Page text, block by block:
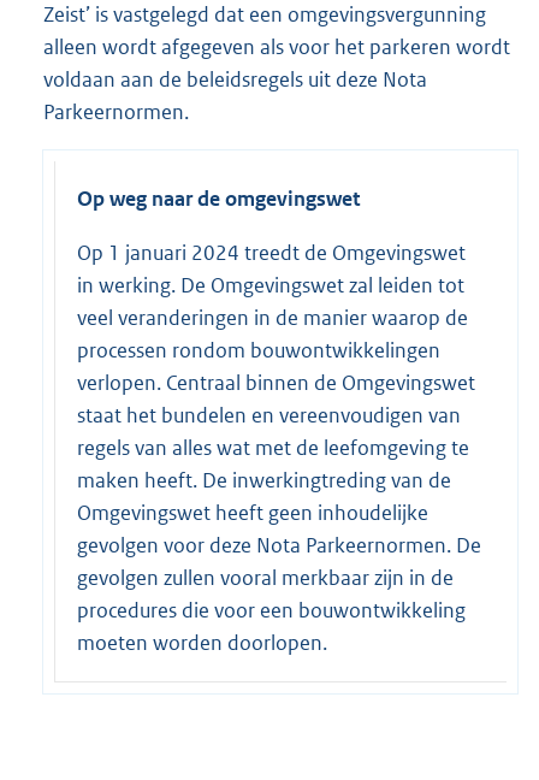
Zeist’ is vastgelegd dat een omgevingsvergunning
alleen wordt afgegeven als voor het parkeren wordt
voldaan aan de beleidsregels uit deze Nota
Parkeernormen.
Op weg naar de omgevingswet
Op 1 januari 2024 treedt de Omgevingswet
in werking. De Omgevingswet zal leiden tot
veel veranderingen in de manier waarop de
processen rondom bouwontwikkelingen
verlopen. Centraal binnen de Omgevingswet
staat het bundelen en vereenvoudigen van
regels van alles wat met de leefomgeving te
maken heeft. De inwerkingtreding van de
Omgevingswet heeft geen inhoudelijke
gevolgen voor deze Nota Parkeernormen. De
gevolgen zullen vooral merkbaar zijn in de
procedures die voor een bouwontwikkeling
moeten worden doorlopen.